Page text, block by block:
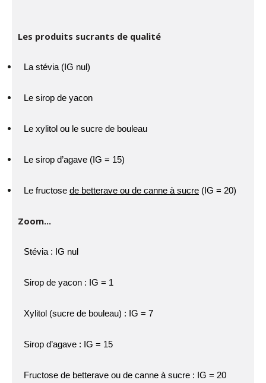
Les produits sucrants de qualité
La stévia (IG nul)
Le sirop de yacon
Le xylitol ou le sucre de bouleau
Le sirop d’agave (IG = 15)
Le fructose de betterave ou de canne à sucre (IG = 20)
Zoom…
Stévia : IG nul
Sirop de yacon : IG = 1
Xylitol (sucre de bouleau) : IG = 7
Sirop d’agave : IG = 15
Fructose de betterave ou de canne à sucre : IG = 20